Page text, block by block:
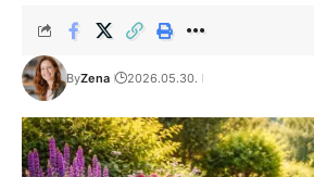
ByZena 2026.05.30.